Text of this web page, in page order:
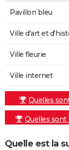
Pavillon bleu
Ville d'art et
Ville fleurie
Ville internet
Quelles
Quelles sont
Quelle est la